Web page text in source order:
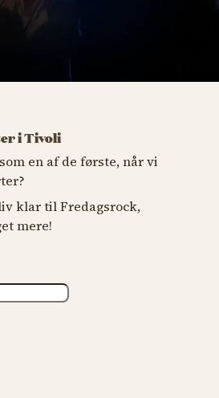
i Tivoli
en af de første, når vi
klar til Fredagsrock,
mere!